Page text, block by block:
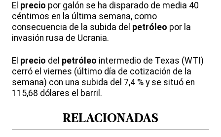
El precio por galón se ha disparado de media 40
céntimos en la última semana, como
consecuencia de la subida del petróleo por la
invasión rusa de Ucrania.
El precio del petróleo intermedio de Texas (WTI)
cerró el viernes (último día de cotización de la
semana) con una subida del 7,4 % y se situó en
115,68 dólares el barril.
RELACIONADAS